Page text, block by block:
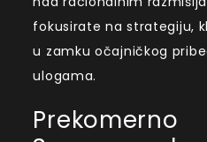
fokusirate na strategiju,
u zamku očajničkog
ulogama.
Prekomerno